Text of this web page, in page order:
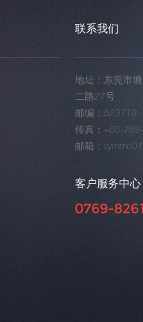
联系我们
地址：东莞市
二路27号
邮编：523719
传真：+86-
邮箱：
客户服务中心
0769-